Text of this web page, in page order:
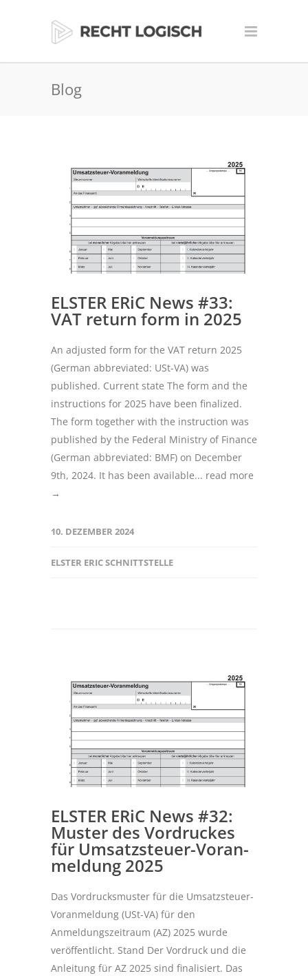
Blog
ELSTER ERiC News #33:
VAT return form in 2025
An adjusted form for the VAT return 2025
(German abbreviated: USt-VA) was
published. Current state The form and the
instructions for 2025 have been finalized.
The form together with the instruction was
published by the Federal Ministry of Finance
(German abbreviated: BMF) on December
9th, 2024. It has been available... read more
→
10. DEZEMBER 2024
ELSTER ERIC SCHNITTSTELLE
ELSTER ERiC News #32:
Muster des Vor­dru­ckes
für Um­satz­steu­er-Vor­an­
mel­dung 2025
Das Vordrucksmuster für die Umsatzsteuer-
Voranmeldung (USt-VA) für den
Anmeldungszeitraum (AZ) 2025 wurde
veröffentlicht. Stand Der Vordruck und die
Anleitung für AZ 2025 sind finalisiert. Das